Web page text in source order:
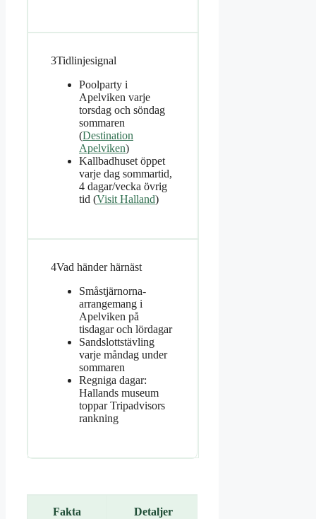
3Tidlinjesignal
Poolparty i
Apelviken varje
torsdag och söndag
sommaren
(Destination
Apelviken)
Kallbadhuset öppet
varje dag sommartid,
4 dagar/vecka övrig
tid (Visit Halland)
4Vad händer härnäst
Småstjärnorna-
arrangemang i
Apelviken på
tisdagar och lördagar
Sandslottstävling
varje måndag under
sommaren
Regniga dagar:
Hallands museum
toppar Tripadvisors
rankning
Fakta Detaljer